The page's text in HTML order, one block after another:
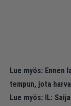
Lue myös: Ennen
tempun, jota
Lue myös:
IL: